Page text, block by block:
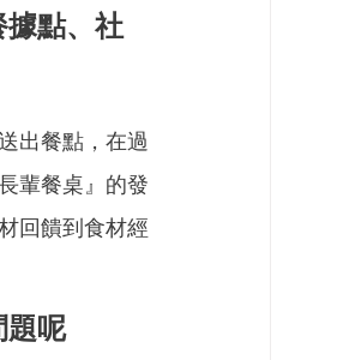
點、社
出餐點，在過
輩餐桌』的發
回饋到食材經
題呢